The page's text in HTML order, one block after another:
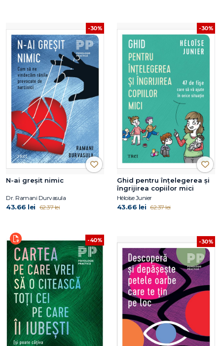
-30%
N-ai greșit nimic
Dr. Ramani Durvasula
43.66 lei 62.37 lei
-30%
Ghid pentru înțelegerea și
îngrijirea copiilor mici
Héloïse Junier
43.66 lei 62.37 lei
-40% -30%